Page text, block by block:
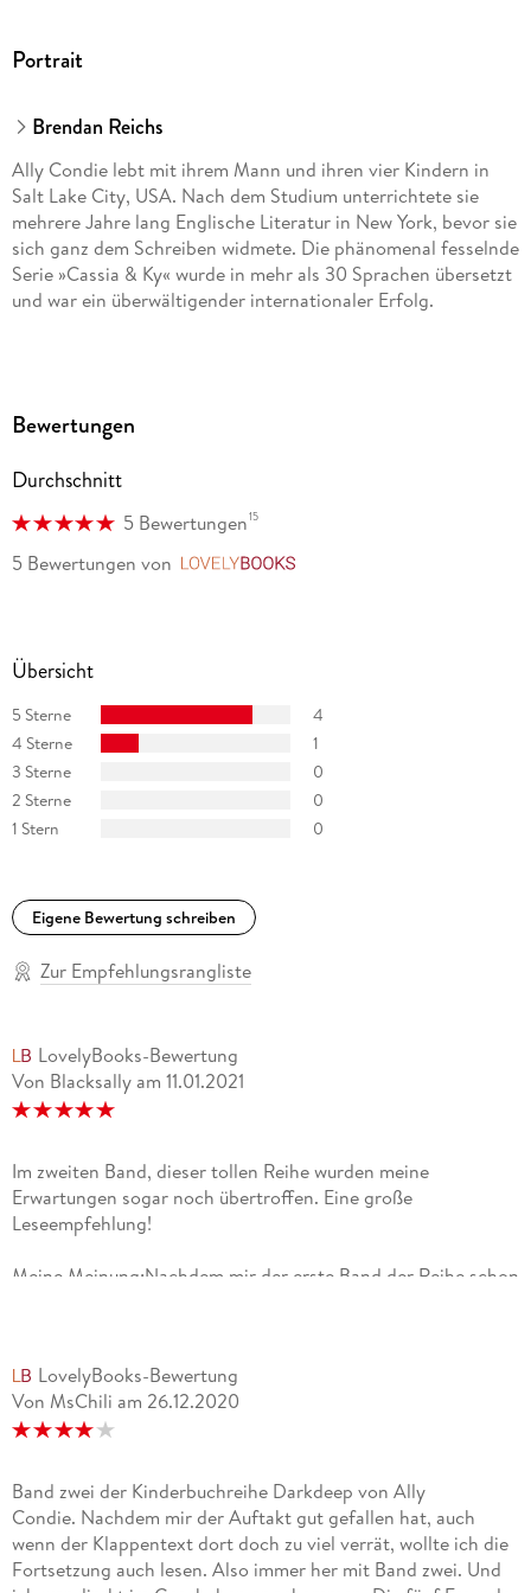
Portrait
Brendan Reichs
Ally Condie lebt mit ihrem Mann und ihren vier Kindern in
Salt Lake City, USA. Nach dem Studium unterrichtete sie
mehrere Jahre lang Englische Literatur in New York, bevor sie
sich ganz dem Schreiben widmete. Die phänomenal fesselnde
Serie »Cassia & Ky« wurde in mehr als 30 Sprachen übersetzt
und war ein überwältigender internationaler Erfolg.
Literaturfestivals. Er hat einen M. F. A. in Kreativem
lebt in Charlotte, North Carolina, mit seiner Frau, seinem
Bewertungen
Durchschnitt
5 Bewertungen15
5 Bewertungen von
Übersicht
5 Sterne
4
4 Sterne
1
3 Sterne
0
2 Sterne
0
1 Stern
0
Eigene Bewertung schreiben
Zur Empfehlungsrangliste
LovelyBooks-Bewertung
Von Blacksally am 11.01.2021
Im zweiten Band, dieser tollen Reihe wurden meine
Erwartungen sogar noch übertroffen. Eine große
Leseempfehlung!
Meine Meinung:Nachdem mir der erste Band der Reihe schon
Buches sind uns bereits bekannt. Es ist eine Gruppe von
Freunden, die sich zusammengeschlossen hat um gegen die
Phantome aus dem Finstertief zu kämpfen.Doch was ist wenn
beginnt bereits sehr rasant mit einem Kampf. Man ist mitten
im Geschehen und es hat so Spaß gemacht wieder von den
fünf Freunden zu lesen. In diesem Buch sticht Opal etwas
mehr hervor, da sie etwas mutiger zu sein scheint. Das hat
LovelyBooks-Bewertung
Von MsChili am 26.12.2020
Band zwei der Kinderbuchreihe Darkdeep von Ally
Condie. Nachdem mir der Auftakt gut gefallen hat, auch
wenn der Klappentext dort doch zu viel verrät, wollte ich die
Fortsetzung auch lesen. Also immer her mit Band zwei. Und